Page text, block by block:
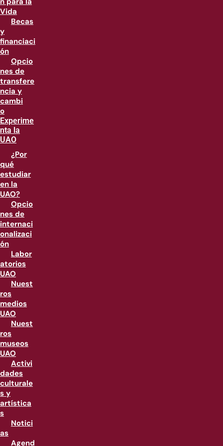
Vida
Becas
y
financiaci
ón
Opcio
nes de
transfere
ncia y
cambi
o
Experime
nta la
UAO
¿Por
qué
estudiar
en la
UAO?
Opcio
nes de
internaci
onalizaci
ón
Labor
atorios
UAO
Nuest
ros
medios
UAO
Nuest
ros
museos
UAO
Activi
dades
culturale
s y
artística
s
Notici
as
Agend